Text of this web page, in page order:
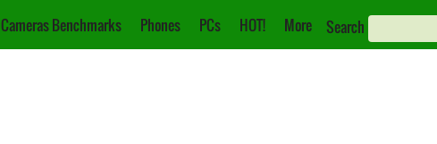
Cameras Benchmarks Phones PCs HOT! More Search